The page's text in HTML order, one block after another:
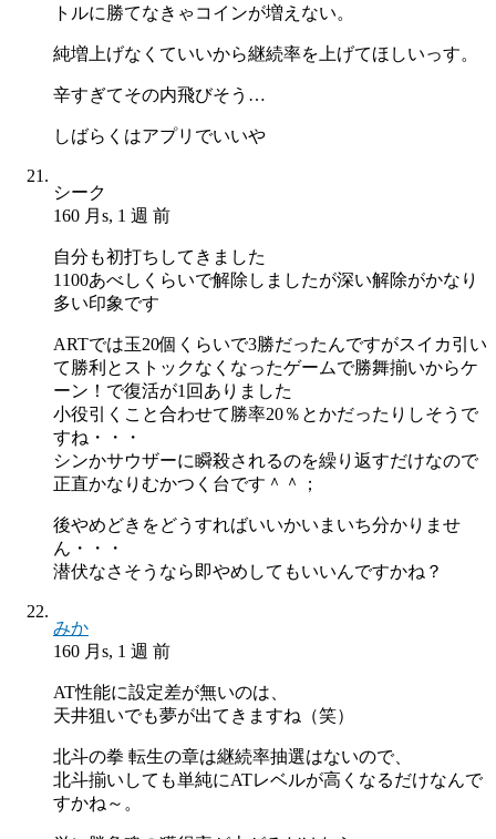
トルに勝てなきゃコインが増えない。
純増上げなくていいから継続率を上げてほしいっす。
辛すぎてその内飛びそう…
しばらくはアプリでいいや
シーク
160 月s, 1 週 前
自分も初打ちしてきました
1100あべしくらいで解除しましたが深い解除がかなり
多い印象です
ARTでは玉20個くらいで3勝だったんですがスイカ引い
て勝利とストックなくなったゲームで勝舞揃いからケ
ーン！で復活が1回ありました
小役引くこと合わせて勝率20％とかだったりしそうで
すね・・・
シンかサウザーに瞬殺されるのを繰り返すだけなので
正直かなりむかつく台です＾＾；
後やめどきをどうすればいいかいまいち分かりませ
ん・・・
潜伏なさそうなら即やめしてもいいんですかね？
みか
160 月s, 1 週 前
AT性能に設定差が無いのは、
天井狙いでも夢が出てきますね（笑）
北斗の拳 転生の章は継続率抽選はないので、
北斗揃いしても単純にATレベルが高くなるだけなんで
すかね～。